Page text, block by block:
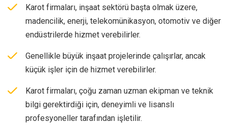
Karot firmaları, inşaat sektörü başta olmak üzere,
madencilik, enerji, telekomünikasyon, otomotiv ve diğer
endüstrilerde hizmet verebilirler.
Genellikle büyük inşaat projelerinde çalışırlar, ancak
küçük işler için de hizmet verebilirler.
Karot firmaları, çoğu zaman uzman ekipman ve teknik
bilgi gerektirdiği için, deneyimli ve lisanslı
profesyoneller tarafından işletilir.